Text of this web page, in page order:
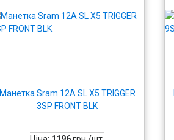
Манетка Sram 12A SL X5 TRIGGER
3SP FRONT BLK